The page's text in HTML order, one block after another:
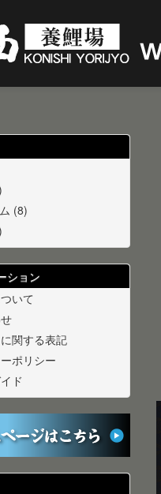
(8)
ション
いて
関する表記
ポリシー
ド